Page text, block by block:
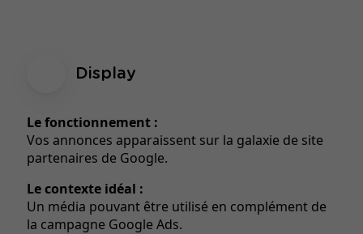
Display
Le fonctionnement :
Vos annonces apparaissent sur la galaxie de site
partenaires de Google.
Le contexte idéal :
Un média pouvant être utilisé en complément de
la campagne Google Ads.